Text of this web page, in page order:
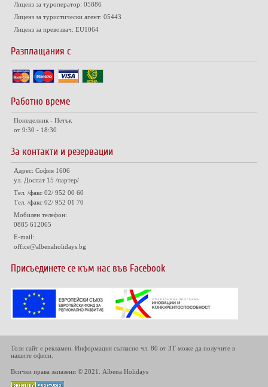
Лиценз за туроператор: 05886
Лиценз за туристически агент: 05443
Лиценз за превозвач: EU1064
Разплащания с
Работно време
Понеделник - Петък
от 9:30 - 18:30
За контакти и резервации
Адрес: София 1606
ул. Доспат 15 /партер/
Тел. /факс 02/ 952 00 60
Тел. /факс 02/ 952 01 70
Мобилен телефон:
0885 612065
E-mail:
office@albenaholidays.bg
Присъединете се към нас във Facebook
Този сайт е рекламен. Информация съгласно чл. 80 от ЗТ може да получите в
нашите офиси.
Всички права запазени © 2021. Albena Holidays